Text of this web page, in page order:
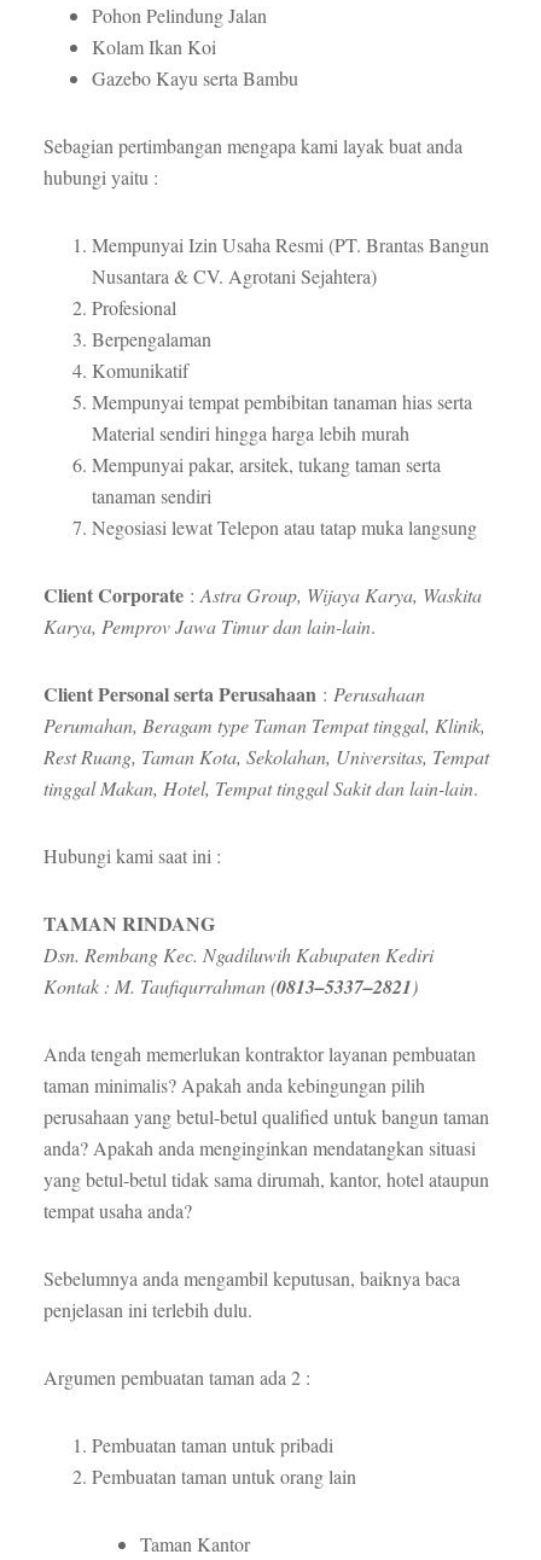
Pohon Pelindung Jalan
Kolam Ikan Koi
Gazebo Kayu serta Bambu
Sebagian pertimbangan mengapa kami layak buat anda
hubungi yaitu :
Mempunyai Izin Usaha Resmi (PT. Brantas Bangun
Nusantara & CV. Agrotani Sejahtera)
Profesional
Berpengalaman
Komunikatif
Mempunyai tempat pembibitan tanaman hias serta
Material sendiri hingga harga lebih murah
Mempunyai pakar, arsitek, tukang taman serta
tanaman sendiri
Negosiasi lewat Telepon atau tatap muka langsung
Client Corporate: Astra Group, Wijaya Karya, Waskita
Karya, Pemprov Jawa Timur dan lain-lain.
Client Personal serta Perusahaan : Perusahaan
Perumahan, Beragam type Taman Tempat tinggal, Klinik,
Rest Ruang, Taman Kota, Sekolahan, Universitas, Tempat
tinggal Makan, Hotel, Tempat tinggal Sakit dan lain-lain.
Hubungi kami saat ini :
TAMAN RINDANG
Dsn. Rembang Kec. Ngadiluwih Kabupaten Kediri
Kontak : M. Taufiqurrahman (0813–5337–2821)
Anda tengah memerlukan kontraktor layanan pembuatan
taman minimalis? Apakah anda kebingungan pilih
perusahaan yang betul-betul qualified untuk bangun taman
anda? Apakah anda menginginkan mendatangkan situasi
yang betul-betul tidak sama dirumah, kantor, hotel ataupun
tempat usaha anda?
Sebelumnya anda mengambil keputusan, baiknya baca
penjelasan ini terlebih dulu.
Argumen pembuatan taman ada 2 :
Pembuatan taman untuk pribadi
Pembuatan taman untuk orang lain
Taman Kantor